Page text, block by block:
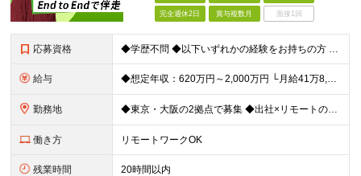
完全週休2日 賞与複数月 面接1回
応募資格 ◆学歴不問 ◆以下いずれかの経験をお持ちの方 ・コンサルティングファームでの実務経験 ・SEとしての実務経験（要件定義などの上流工程を想定） ・事業会社でのプロジェクトの推進経験 └経営企画、事業企画
給与 ◆想定年収：620万円～2,000万円 └月給41万8,000円〜160万8,400円＋賞与 ※月給には、固定残業代（12万1,700円〜24万2,700円／1ヶ月あたり50時間分）を含みます 固
勤務地 ◆東京・大阪の2拠点で募集 ◆出社×リモートのハイブリッドワークOK 【東京｜二重橋オフィス】 東京都千代田区丸の内3-2-3 丸の内二重橋ビルディング 【大阪オフィス】 大阪府大阪市中央区今橋4
働き方 リモートワークOK
残業時間 20時間以内